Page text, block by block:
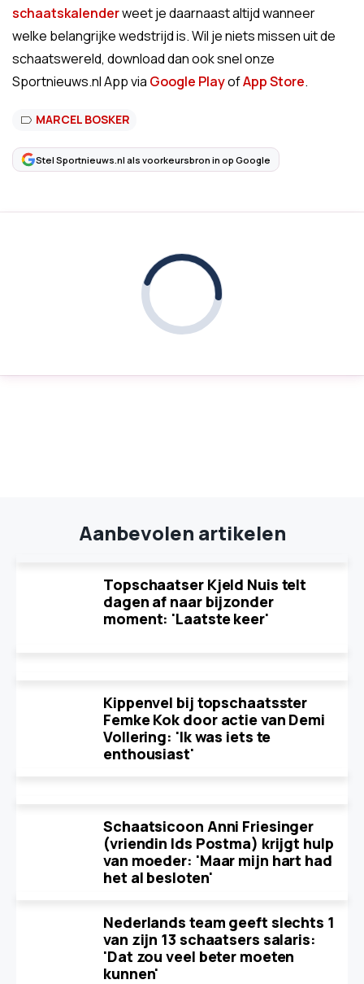
schaatskalenderweet je daarnaast altijd wanneer
welke belangrijke wedstrijd is. Wil je niets missen uit de
schaatswereld, download dan ook snel onze
Sportnieuws.nl App via Google PlayofApp Store.
MARCEL BOSKER
Stel Sportnieuws.nl als voorkeursbron in op Google
Aanbevolen artikelen
Topschaatser Kjeld Nuis telt
dagen af naar bijzonder
moment: 'Laatste keer'
Kippenvel bij topschaatsster
Femke Kok door actie van Demi
Vollering: 'Ik was iets te
enthousiast'
Schaatsicoon Anni Friesinger
(vriendin Ids Postma) krijgt hulp
van moeder: 'Maar mijn hart had
het al besloten'
Nederlands team geeft slechts 1
van zijn 13 schaatsers salaris:
'Dat zou veel beter moeten
kunnen'